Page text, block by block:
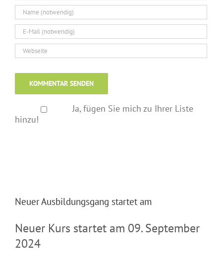
Ja, fügen Sie mich zu Ihrer Liste
hinzu!
Neuer Ausbildungsgang startet am
Neuer Kurs startet am 09. September
2024